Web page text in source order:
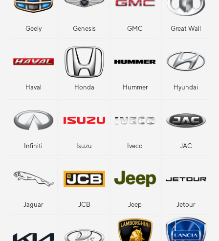
Geely Genesis GMC Great Wall
Haval Honda Hummer Hyundai
Infiniti Isuzu Iveco JAC
Jaguar JCB Jeep Jetour